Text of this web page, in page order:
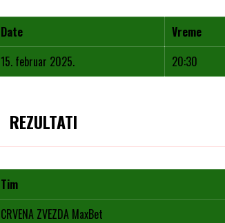
Date Vreme
15. februar 2025.
20:30
REZULTATI
Tim
CRVENA ZVEZDA MaxBet